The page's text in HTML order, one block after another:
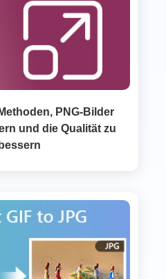
PNG-Bilder
und die Qualität zu